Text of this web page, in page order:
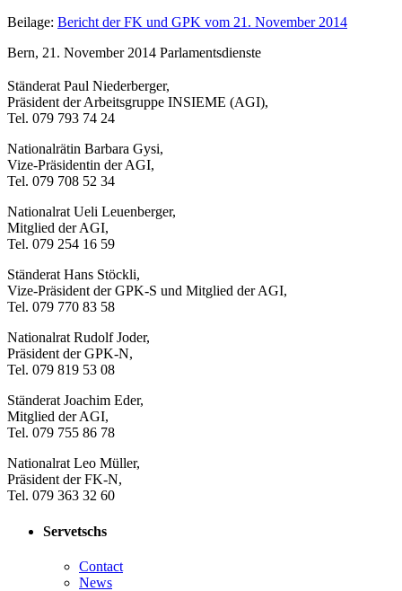
Beilage: Bericht der FK und GPK vom 21. November 2014
Bern, 21. November 2014 Parlamentsdienste
​Ständerat Paul Niederberger,
Präsident der Arbeitsgruppe INSIEME (AGI),
Tel. 079 793 74 24
Nationalrätin Barbara Gysi,
Vize-Präsidentin der AGI,
Tel. 079 708 52 34
Nationalrat Ueli Leuenberger,
Mitglied der AGI,
Tel. 079 254 16 59
Ständerat Hans Stöckli,
Vize-Präsident der GPK-S und Mitglied der AGI,
Tel. 079 770 83 58
Nationalrat Rudolf Joder,
Präsident der GPK-N,
Tel. 079 819 53 08
Ständerat Joachim Eder,
Mitglied der AGI,
Tel. 079 755 86 78
Nationalrat Leo Müller,
Präsident der FK-N,
Tel. 079 363 32 60
Servetschs
Contact
News